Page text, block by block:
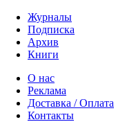
Журналы
Подписка
Архив
Книги
О нас
Реклама
Доставка / Оплата
Контакты